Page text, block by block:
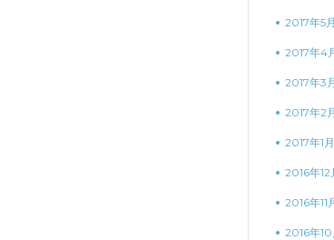
2017年5月
2017年4
2017年3
2017年2
2017年1月
2016年12
2016年11
2016年10